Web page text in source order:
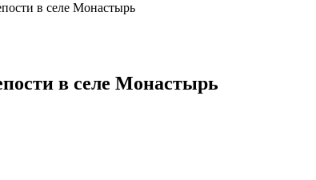
в селе Монастырь
в селе Монастырь